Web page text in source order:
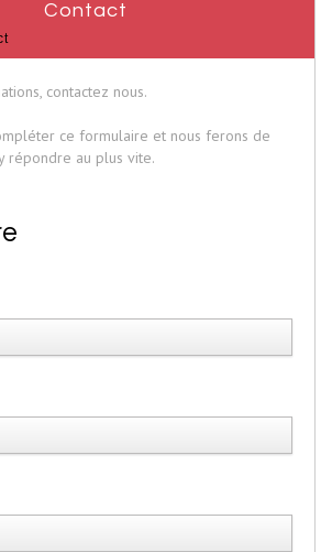
contact
contactez nous.
ce formulaire et nous ferons de
répondre au plus vite.